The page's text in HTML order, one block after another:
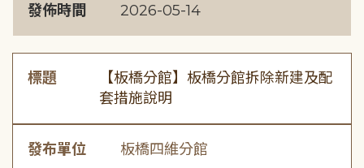
發佈時間 2026-05-14
標題
【板橋分館】板橋分館拆除新建及配
套措施說明
發布單位 板橋四維分館